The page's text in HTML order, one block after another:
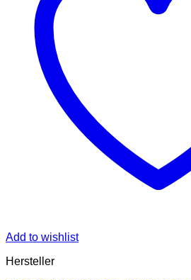
Add to wishlist
Hersteller